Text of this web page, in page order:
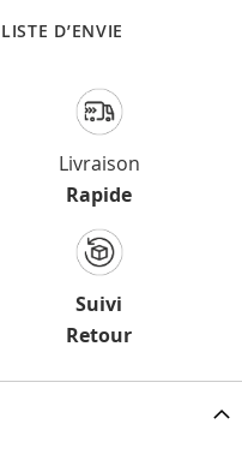
D’ENVIE
Livraison
Rapide
Suivi
Retour